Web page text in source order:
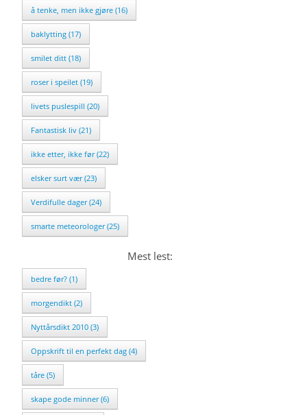
å tenke, men ikke gjøre (16)
baklytting (17)
smilet ditt (18)
roser i speilet (19)
livets puslespill (20)
Fantastisk liv (21)
ikke etter, ikke før (22)
elsker surt vær (23)
Verdifulle dager (24)
smarte meteorologer (25)
Mest lest:
bedre før? (1)
morgendikt (2)
Nyttårsdikt 2010 (3)
Oppskrift til en perfekt dag (4)
tåre (5)
skape gode minner (6)